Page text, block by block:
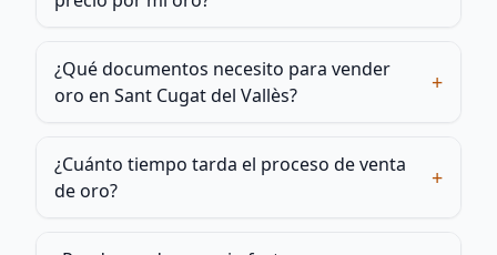
¿Qué documentos necesito para vender
oro en Sant Cugat del Vallès?
+
¿Cuánto tiempo tarda el proceso de venta
de oro?
+